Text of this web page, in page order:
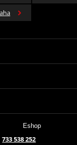
Eshop
733 538 252